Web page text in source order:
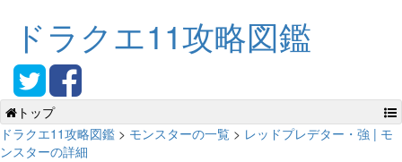
ドラクエ11攻略図鑑
トップ
ドラクエ11攻略図鑑 > モンスターの一覧 > レッドプレデター・強 | モ
ンスターの詳細